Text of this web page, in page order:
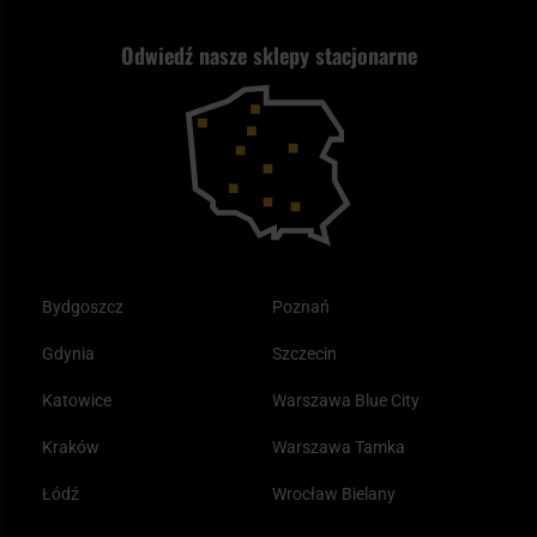
Reklamacje i gwarancja
Odwiedź nasze sklepy stacjonarne
Bydgoszcz
Gdynia
Katowice
Kraków
Łódź
Poznań
Szczecin
Warszawa Blue City
Warszawa Tamka
Wrocław Bielany
Kupony i kody rabatowe
Plecak ewakuacyjny preppersa
Samoobrona